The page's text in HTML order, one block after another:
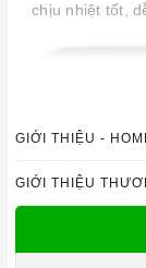
chịu nhiệt tốt,
GIỚI THIỆU -
GIỚI THIỆU